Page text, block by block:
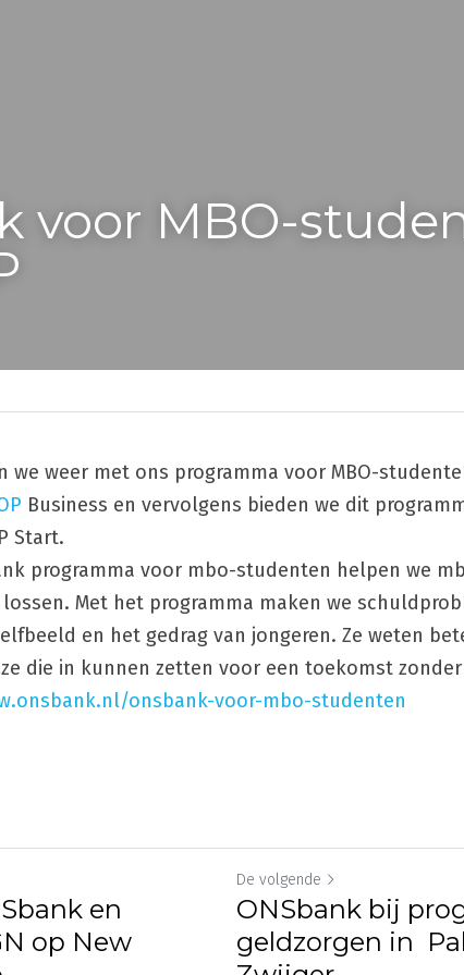
voor MBO-
we weer met ons programma voor MBO-
Business en vervolgens bieden we dit
Start.
programma voor mbo-studenten helpen we
Met het programma maken we
en het gedrag van jongeren. Ze weten
die in kunnen zetten voor een toekomst
onsbank-voor-mbo-studenten
en
op New
De volgende
ONSbank bij
geldzorgen in